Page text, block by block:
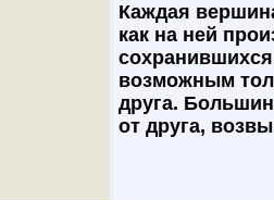
Каждая
как на ней
возможным
друга.
от друга,